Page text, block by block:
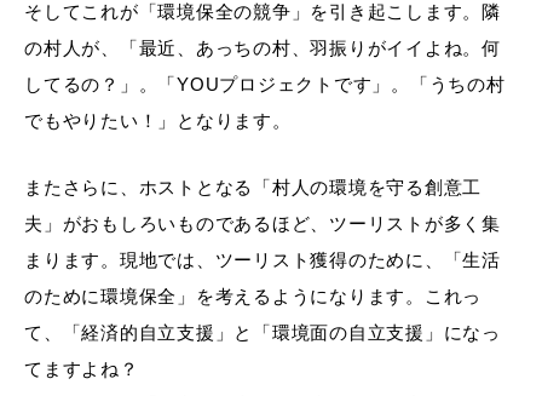
そしてこれが「環境保全の競争」を引き起こします。隣
の村人が、「最近、あっちの村、羽振りがイイよね。何
してるの？」。「YOUプロジェクトです」。「うちの村
でもやりたい！」となります。
またさらに、ホストとなる「村人の環境を守る創意工
夫」がおもしろいものであるほど、ツーリストが多く集
まります。現地では、ツーリスト獲得のために、「生活
のために環境保全」を考えるようになります。これっ
て、「経済的自立支援」と「環境面の自立支援」になっ
てますよね？